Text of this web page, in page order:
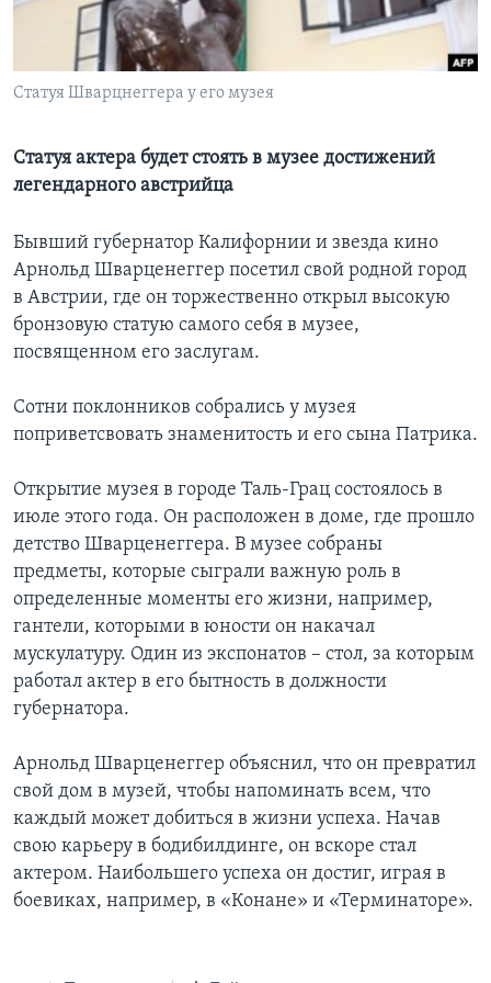
Learning English
СОЦИАЛЬНЫЕ СЕТИ
Языки
Статуя Шварцнеггера у его музея
Статуя актера будет стоять в музее достижений
легендарного австрийца
Бывший губернатор Калифорнии и звезда кино
Арнольд Шварценеггер посетил свой родной город
в Австрии, где он торжественно открыл высокую
бронзовую статую самого себя в музее,
посвященном его заслугам.
Сотни поклонников собрались у музея
поприветсвовать знаменитость и его сына Патрика.
Открытие музея в городе Таль-Грац состоялось в
июле этого года. Он расположен в доме, где прошло
детство Шварценеггера. В музее собраны
предметы, которые сыграли важную роль в
определенные моменты его жизни, например,
гантели, которыми в юности он накачал
мускулатуру. Один из экспонатов – стол, за которым
работал актер в его бытность в должности
губернатора.
Арнольд Шварценеггер объяснил, что он превратил
свой дом в музей, чтобы напоминать всем, что
каждый может добиться в жизни успеха. Начав
свою карьеру в бодибилдинге, он вскоре стал
актером. Наибольшего успеха он достиг, играя в
боевиках, например, в «Конане» и «Терминаторе».